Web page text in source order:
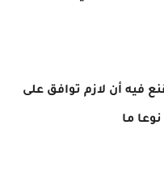
فيه أن لازم توافق على
ما